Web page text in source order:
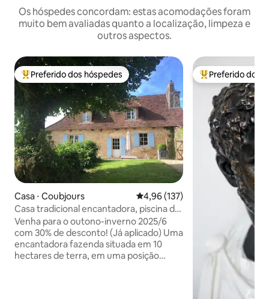
Os hóspedes concordam: estas acomodações foram
muito bem avaliadas quanto a localização, limpeza e
outros aspectos.
Entre os melhores preferidos dos hóspedes
Preferido dos hóspedes
Casa ⋅ Coubjours 4,96 de uma avaliação média de
4,96 (137)
Casa tradicional encantadora, piscina de
luxo compartilhada
Venha para o outono-inverno 2025/6
com 30% de desconto! (Já aplicado) Uma
encantadora fazenda situada em 10
hectares de terra, em uma posição
Entre os
Preferido dos